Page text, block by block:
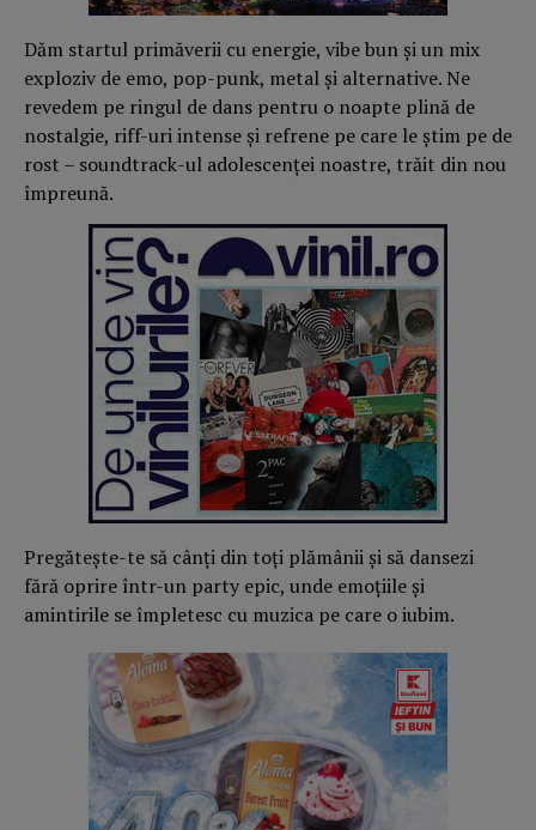
Dăm startul primăverii cu energie, vibe bun și un mix
exploziv de emo, pop-punk, metal și alternative. Ne
revedem pe ringul de dans pentru o noapte plină de
nostalgie, riff-uri intense și refrene pe care le știm pe de
rost – soundtrack-ul adolescenței noastre, trăit din nou
împreună.
Pregătește-te să cânți din toți plămânii și să dansezi
fără oprire într-un party epic, unde emoțiile și
amintirile se împletesc cu muzica pe care o iubim.